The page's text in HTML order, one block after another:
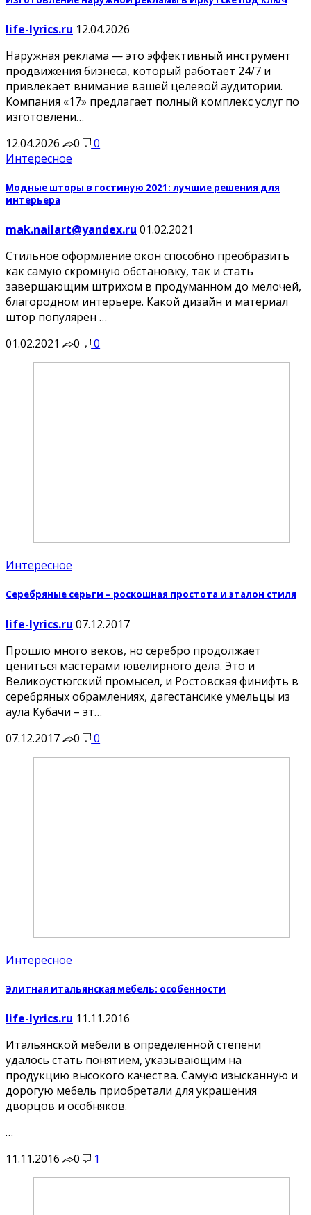
life-lyrics.ru 12.04.2026
Наружная реклама — это эффективный инструмент
продвижения бизнеса, который работает 24/7 и
привлекает внимание вашей целевой аудитории.
Компания «17» предлагает полный комплекс услуг по
изготовлени…
12.04.2026
0
0
Интересное
Модные шторы в гостиную 2021: лучшие решения для
интерьера
mak.nailart@yandex.ru 01.02.2021
Стильное оформление окон способно преобразить
как самую скромную обстановку, так и стать
завершающим штрихом в продуманном до мелочей,
благородном интерьере. Какой дизайн и материал
штор популярен …
01.02.2021
0 0
Интересное
Серебряные серьги – роскошная простота и эталон стиля
life-lyrics.ru 07.12.2017
Прошло много веков, но серебро продолжает
цениться мастерами ювелирного дела. Это и
Великоустюгский промысел, и Ростовская финифть в
серебряных обрамлениях, дагестансике умельцы из
аула Кубачи – эт…
07.12.2017
0 0
Интересное
Элитная итальянская мебель: особенности
life-lyrics.ru 11.11.2016
Итальянской мебели в определенной степени
удалось стать понятием, указывающим на
продукцию высокого качества. Самую изысканную и
дорогую мебель приобретали для украшения
дворцов и особняков.
…
11.11.2016
0 1